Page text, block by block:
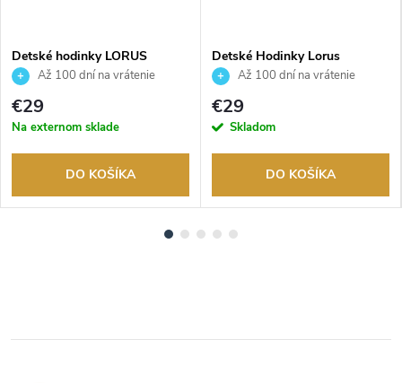
Detské hodinky LORUS
RRX67JX9
Až 100 dní na vrátenie
tovaru. Autorizovaný predajca.
€29
Na externom sklade
DO KOŠÍKA
Detské Hodinky Lorus
RRX51HX9
Až 100 dní na vrátenie
tovaru. Autorizovaný predajca.
€29
Skladom
DO KOŠÍKA